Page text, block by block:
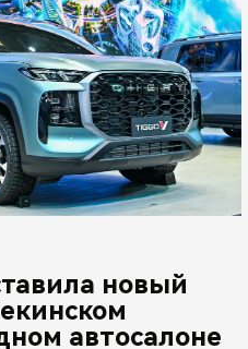
новый
автосалоне